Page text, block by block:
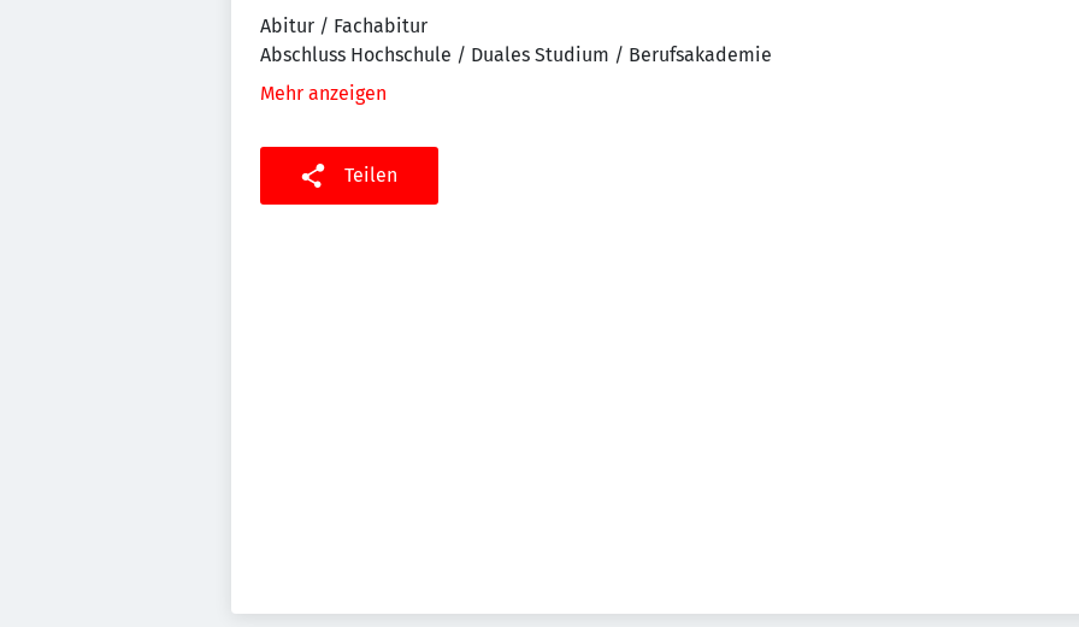
Abitur / Fachabitur
Abschluss Hochschule / Duales Studium / Berufsakademie
Mehr anzeigen
Teilen